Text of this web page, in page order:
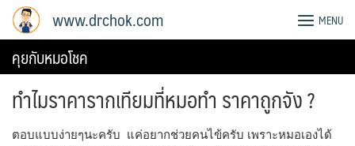
Skip
www.drchok.com MENU
คุยกับหมอโชค
ทำไมราคารากเทียมที่หมอทำ ราคาถูกจัง ?
ตอบแบบง่ายๆนะครับ แค่อยากช่วยคนไข้ครับ เพราะหมอเองได้